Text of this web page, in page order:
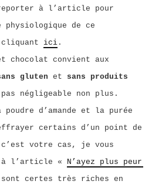
à l’article pour
physiologique de ce
cliquant ici .
chocolat convient aux
gluten et sans produits
négligeable non plus.
poudre d’amande et la purée
effrayer certains d’un point de
votre cas, je vous
à l’article « N’ayez plus peur
certes très riches en